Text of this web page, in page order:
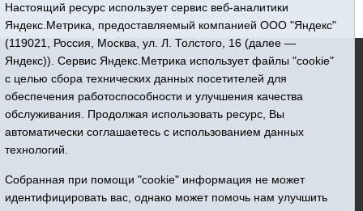
16+ © 2015-2026 Сетевое издание «Новости Юргинского
Регистрационный номер СМИ ЭЛ № ФС 77 - 66052 выдан
Федеральной службой по надзору в сфере связи,
«Призыв»
Все права защищены © При использовании материалов
Настоящий ресурс использует сервис веб-аналитики
Яндекс.Метрика, предоставляемый компанией ООО "Яндекс"
(119021, Россия, Москва, ул. Л. Толстого, 16 (далее —
Яндекс)). Сервис Яндекс.Метрика использует файлы "cookie"
с целью сбора технических данных посетителей для
обеспечения работоспособности и улучшения качества
обслуживания. Продолжая использовать ресурс, Вы
автоматически соглашаетесь с использованием данных
технологий.
Собранная при помощи "cookie" информация не может
идентифицировать вас, однако может помочь нам улучшить